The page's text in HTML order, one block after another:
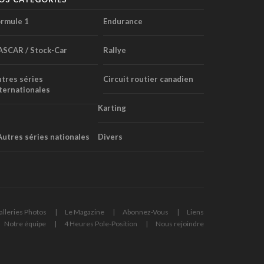
1 Endurance
/ Stock-Car Rallye
séries
Circuit routier canadien
Karting
séries nationales Divers
Photos Le Magazine Abonnez-Vous
Liens
Notre équipe 4 Heures Pole-Position Nous rejoindre